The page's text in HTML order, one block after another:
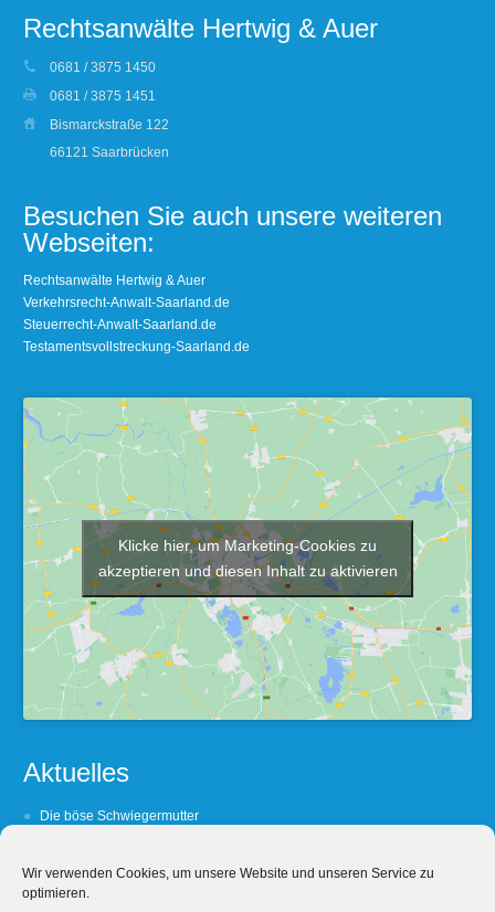
Wir verwenden Cookies, um unsere Website und unseren Service zu
optimieren.
Rechtsanwälte Hertwig & Auer
0681 / 3875 1450
0681 / 3875 1451
Bismarckstraße 122
66121 Saarbrücken
Besuchen Sie auch unsere weiteren
Webseiten:
Rechtsanwälte Hertwig & Auer
Verkehrsrecht-Anwalt-Saarland.de
Steuerrecht-Anwalt-Saarland.de
Testamentsvollstreckung-Saarland.de
Klicke hier, um Marketing-Cookies zu
akzeptieren und diesen Inhalt zu aktivieren
Aktuelles
Die böse Schwiegermutter
(Un- Treue lohnt sich nicht